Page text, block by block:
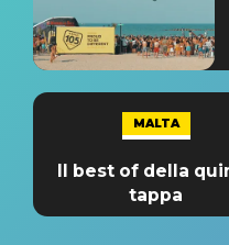
MALTA
Il best of della
tappa